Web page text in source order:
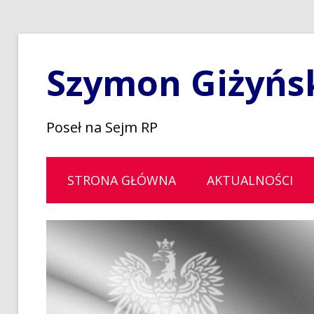
Szymon
Poseł na Sejm RP
STRONA GŁÓWNA AKTUALNOŚCI